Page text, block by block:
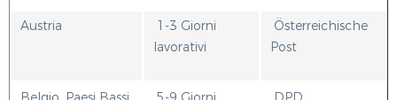
Austria
1-3 Giorni
lavorativi
Österreichische
Post